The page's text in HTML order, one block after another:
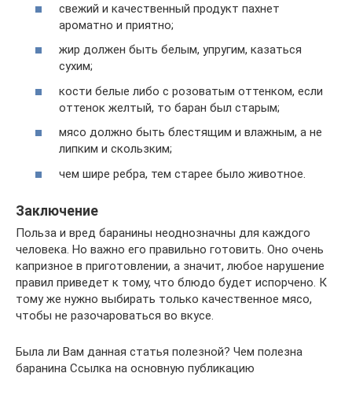
свежий и качественный продукт пахнет
ароматно и приятно;
жир должен быть белым, упругим, казаться
сухим;
кости белые либо с розоватым оттенком, если
оттенок желтый, то баран был старым;
мясо должно быть блестящим и влажным, а не
липким и скользким;
чем шире ребра, тем старее было животное.
Заключение
Польза и вред баранины неоднозначны для каждого
человека. Но важно его правильно готовить. Оно очень
капризное в приготовлении, а значит, любое нарушение
правил приведет к тому, что блюдо будет испорчено. К
тому же нужно выбирать только качественное мясо,
чтобы не разочароваться во вкусе.
Была ли Вам данная статья полезной? Чем полезна
баранина Ссылка на основную публикацию